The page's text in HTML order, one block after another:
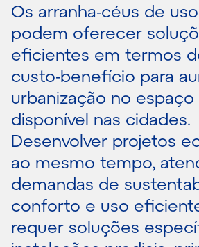
Os arranha-céus de
podem oferecer
eficientes em termos
custo-benefício para
urbanização no
disponível nas cidades.
Desenvolver projetos
ao mesmo tempo,
demandas de
conforto e uso
requer soluções